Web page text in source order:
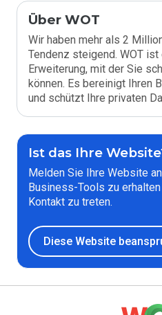
Über WOT
Wir haben mehr als 2
Tendenz steigend. WOT
Erweiterung, mit der Sie
können. Es bereinigt Ihren
und schützt Ihre privaten
Ist das Ihre
Melden Sie Ihre Website
Business-Tools zu
Kontakt zu treten.
Diese Website